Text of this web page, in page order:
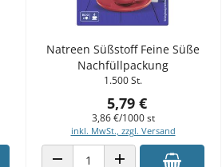
Natreen Süßstoff Feine Süße
Nachfüllpackung
1.500 St.
5,79 €
3,86 €/1000 st
inkl. MwSt., zzgl. Versand